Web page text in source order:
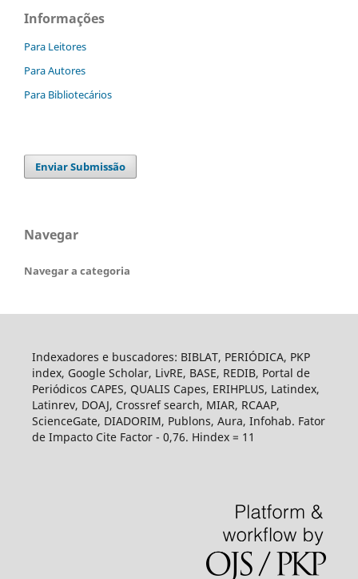
Informações
Para Leitores
Para Autores
Para Bibliotecários
Enviar Submissão
Navegar
Navegar a categoria
Indexadores e buscadores: BIBLAT, PERIÓDICA, PKP
index, Google Scholar, LivRE, BASE, REDIB, Portal de
Periódicos CAPES, QUALIS Capes, ERIHPLUS, Latindex,
Latinrev, DOAJ, Crossref search, MIAR, RCAAP,
ScienceGate, DIADORIM, Publons, Aura, Infohab. Fator
de Impacto Cite Factor - 0,76. Hindex = 11